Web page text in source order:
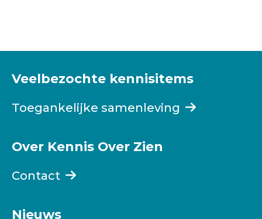
Veelbezochte kennisitems
Toegankelijke samenleving
Over Kennis Over Zien
Contact
Nieuws